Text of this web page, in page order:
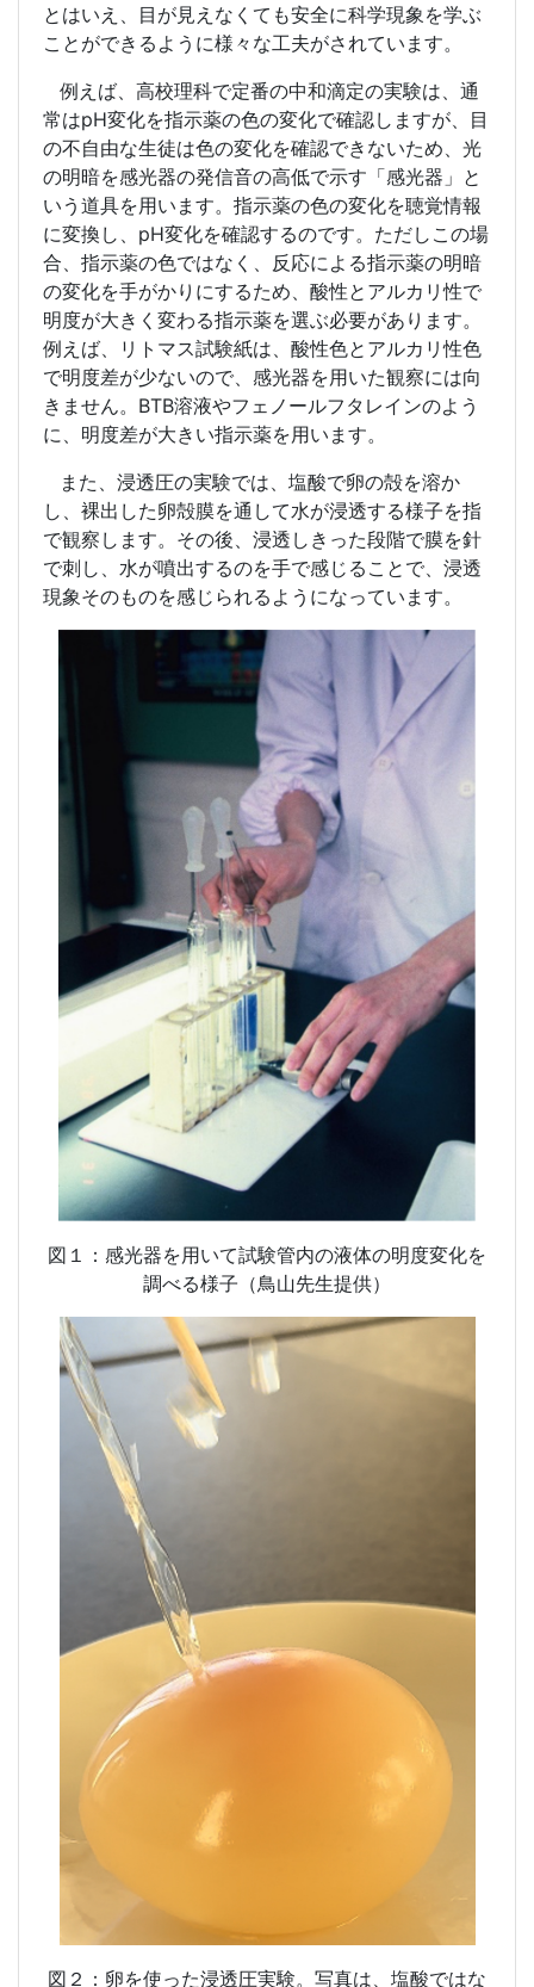
とはいえ、目が見えなくても安全に科学現象を学ぶ
ことができるように様々な工夫がされています。
例えば、高校理科で定番の中和滴定の実験は、通
常はpH変化を指示薬の色の変化で確認しますが、目
の不自由な生徒は色の変化を確認できないため、光
の明暗を感光器の発信音の高低で示す「感光器」と
いう道具を用います。指示薬の色の変化を聴覚情報
に変換し、 pH変化を確認するのです。ただしこの場
合、指示薬の色ではなく、反応による指示薬の明暗
の変化を手がかりにするため、酸性とアルカリ性で
明度が大きく変わる指示薬を選ぶ必要があります。
例えば、リトマス試験紙は、酸性色とアルカリ性色
で明度差が少ないので、感光器を用いた観察には向
きません。 BTB溶液やフェノールフタレインのよう
に、明度差が大きい指示薬を用います。
また、浸透圧の実験では、塩酸で卵の殻を溶か
し、裸出した卵殻膜を通して水が浸透する様子を指
で観察します。その後、浸透しきった段階で膜を針
で刺し、水が噴出するのを手で感じることで、浸透
現象そのものを感じられるようになっています。
図１：感光器を用いて試験管内の液体の明度変化を
調べる様子（鳥山先生提供）
図２：卵を使った浸透圧実験。写真は、塩酸ではな